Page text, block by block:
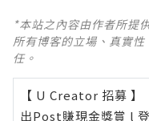
*本站之內容由作者所提
所有博客的立場、真實
任。
【 U Creator 招募 】
出Post賺現金獎賞 l